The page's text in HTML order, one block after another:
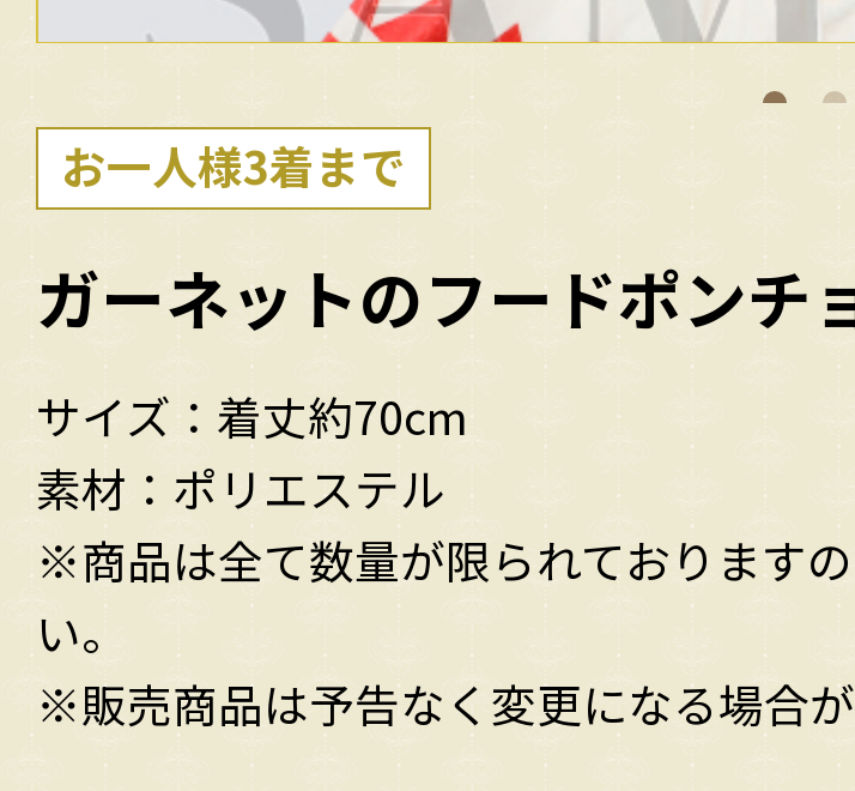
お一人様3着まで
ガーネットのフードポンチ
サイズ：着丈約70cm
素材：ポリエステル
※商品は全て数量が限られております
い。
※販売商品は予告なく変更になる場合が